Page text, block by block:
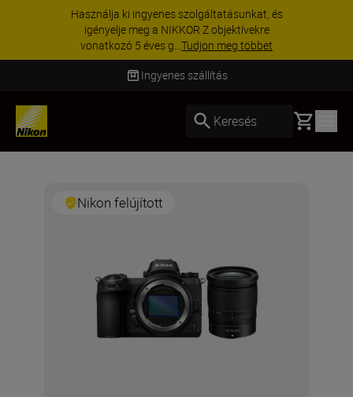
Használja ki ingyenes szolgáltatásunkat, és
igényelje meg a NIKKOR Z objektívekre
vonatkozó 5 éves g...Tudjon meg többet
Ingyenes szállítás
Keresés Basket
Nikon felújított